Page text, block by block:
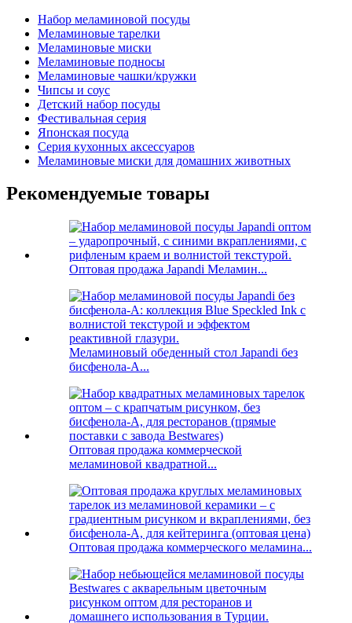
Набор меламиновой посуды
Меламиновые тарелки
Меламиновые миски
Меламиновые подносы
Меламиновые чашки/кружки
Чипсы и соус
Детский набор посуды
Фестивальная серия
Японская посуда
Серия кухонных аксессуаров
Меламиновые миски для домашних животных
Рекомендуемые товары
Оптовая продажа Japandi Меламин...
Меламиновый обеденный стол Japandi без
бисфенола-А...
Оптовая продажа коммерческой
меламиновой квадратной...
Оптовая продажа коммерческого меламина...